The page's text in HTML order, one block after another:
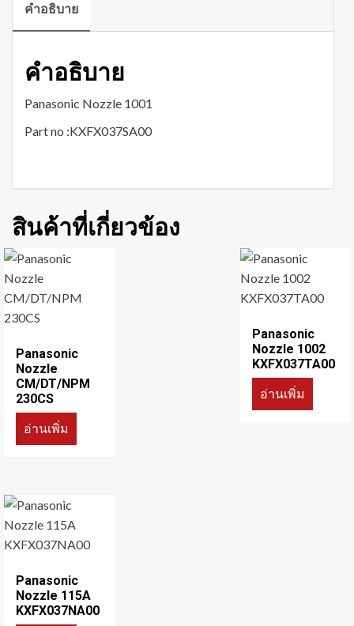
คำอธิบาย
คำอธิบาย
Panasonic Nozzle 1001
Part no :KXFX037SA00
สินค้าที่เกี่ยวข้อง
Panasonic
Nozzle
CM/DT/NPM
230CS
อ่านเพิ่ม
Panasonic
Nozzle 1002
KXFX037TA00
อ่านเพิ่ม
Panasonic
Nozzle 115A
KXFX037NA00